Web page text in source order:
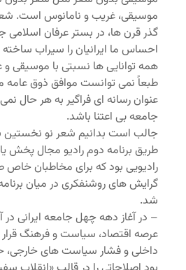
موسیقی، غریب و نامانوس است.
گذر قرن ها، در بستر عرفان اسلامی
احساس ما ایرانیان را سیراب
همه توانایی ها نسبتی با موسیقی و
طبعاً نمی توانست موافق ذوق عامه
عنوان رسانه ای فراگیر به هر حال
جامعه بی اعتنا باشد.
طریق برنامه دوم رادیو مجال پخش
رادیویی بود که برای مخاطبان
گرایش های روشنفکری در میان
شد.
– در آغاز دهه چهل جامعه ایرانی
عرصه اقتصاد، سیاست و فرهنگ
داخلی و فشار سیاست های خارجی،